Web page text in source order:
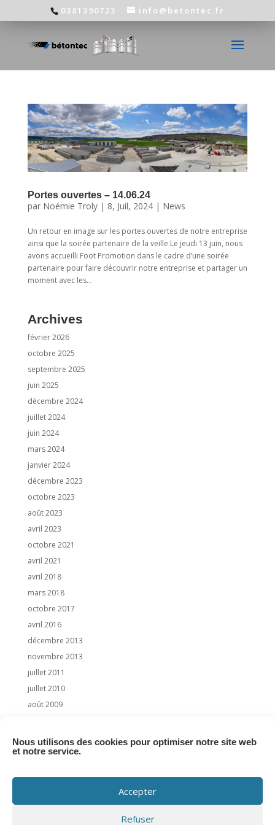
Nous utilisons des cookies pour optimiser notre site web
et notre service.
Accepter
Refuser
0381390723 info@betontec.fr
Portes ouvertes – 14.06.24
par Noémie Troly| 8, Juil, 2024| News
Un retour en image sur les portes ouvertes de notre entreprise
ainsi que la soirée partenaire de la veille.Le jeudi 13 juin, nous
avons accueilli Foot Promotion dans le cadre d’une soirée
partenaire pour faire découvrir notre entreprise et partager un
moment avec les...
Archives
février 2026
octobre 2025
septembre 2025
juin 2025
décembre 2024
juillet 2024
juin 2024
mars 2024
janvier 2024
décembre 2023
octobre 2023
août 2023
avril 2023
octobre 2021
avril 2021
avril 2018
mars 2018
octobre 2017
avril 2016
décembre 2013
novembre 2013
juillet 2011
juillet 2010
août 2009
juin 2009